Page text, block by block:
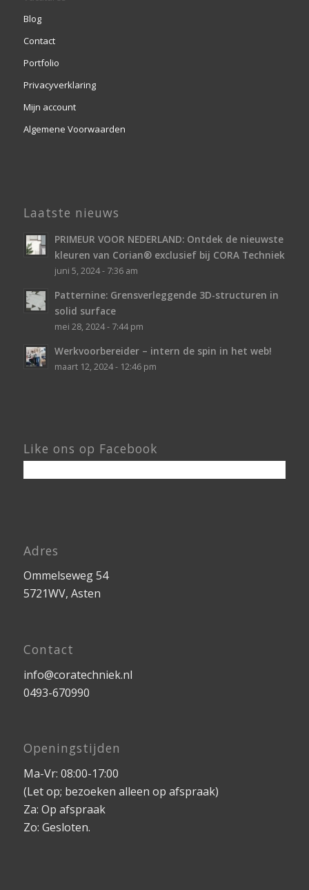
Blog
Contact
Portfolio
Privacyverklaring
Mijn account
Algemene Voorwaarden
Laatste nieuws
PRIMEUR VOOR NEDERLAND: Ontdek de nieuwste
kleuren van Corian® exclusief bij CORA Techniek
juni 5, 2024 - 7:36 am
Patternine: Grensverleggende 3D-structuren in
solid surface
mei 28, 2024 - 7:44 pm
Werkvoorbereider – intern de spin in het web!
maart 12, 2024 - 12:46 pm
Like ons op Facebook
Adres
Ommelseweg 54
5721WV, Asten
Contact
info@coratechniek.nl
0493-670990
Openingstijden
Ma-Vr: 08:00-17:00
(Let op; bezoeken alleen op afspraak)
Za: Op afspraak
Zo: Gesloten.